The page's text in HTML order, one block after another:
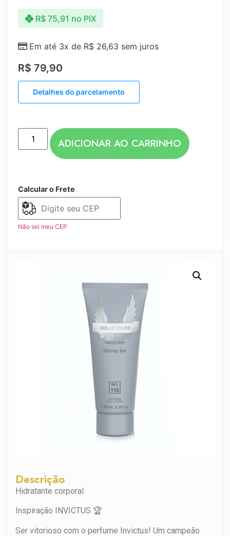
Descrição
Hidratante corporal
Inspiração INVICTUS 🏆
Ser vitorioso com o perfume Invictus! Um campeão
R$ 79,90
Em até 3x de R$ 26,63 sem juros
R$75,91 no PIX
Detalhes do parcelamento
ADICIONAR AO CARRINHO
Calcular o Frete
Não sei meu CEP